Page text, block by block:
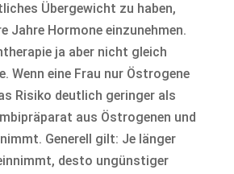
Übergewicht zu haben,
Jahre Hormone einzunehmen.
ja aber nicht gleich
Wenn eine Frau nur Östrogene
Risiko deutlich geringer als
aus Östrogenen und
Generell gilt: Je länger
desto ungünstiger